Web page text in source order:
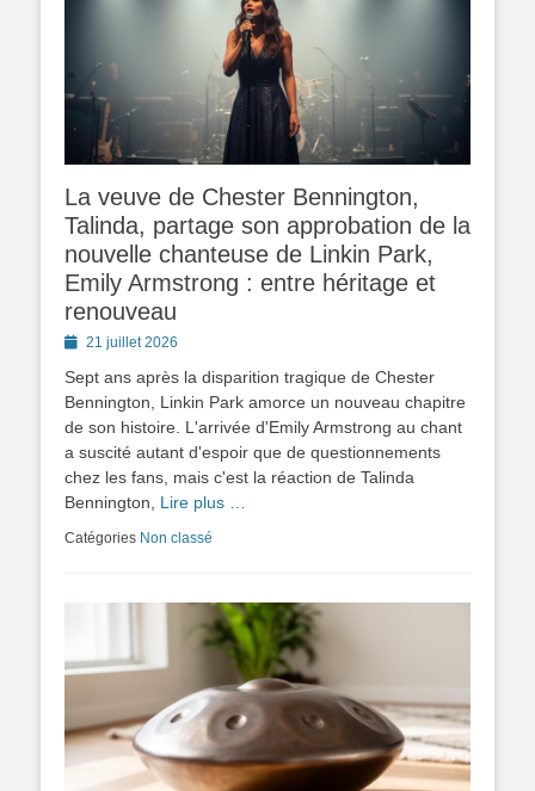
La veuve de Chester Bennington,
Talinda, partage son approbation de la
nouvelle chanteuse de Linkin Park,
Emily Armstrong : entre héritage et
renouveau
Posted21 juillet 2026
Sept ans après la disparition tragique de Chester
Bennington, Linkin Park amorce un nouveau chapitre
de son histoire. L'arrivée d'Emily Armstrong au chant
a suscité autant d'espoir que de questionnements
chez les fans, mais c'est la réaction de Talinda
Bennington, Lire plus …
Catégories Non classé